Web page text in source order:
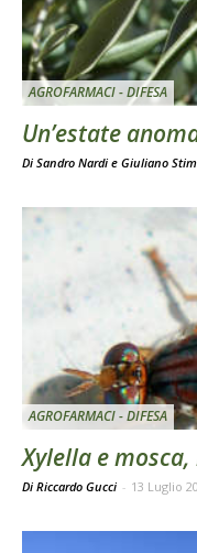
AGROFARMACI - DIFESA
Un’estate
Di Sandro Nardi e Giuliano
AGROFARMACI - DIFESA
Xylella e
Di Riccardo Gucci - 13 Luglio